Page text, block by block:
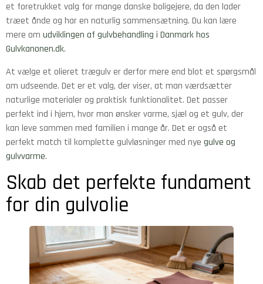
et foretrukket valg for mange danske boligejere, da den lader
træet ånde og har en naturlig sammensætning. Du kan lære
mere om udviklingen af gulvbehandling i Danmark hos
Gulvkanonen.dk.
At vælge et olieret trægulv er derfor mere end blot et spørgsmål
om udseende. Det er et valg, der viser, at man værdsætter
naturlige materialer og praktisk funktionalitet. Det passer
perfekt ind i hjem, hvor man ønsker varme, sjæl og et gulv, der
kan leve sammen med familien i mange år. Det er også et
perfekt match til komplette gulvløsninger med nye gulve og
gulvvarme.
Skab det perfekte fundament
for din gulvolie